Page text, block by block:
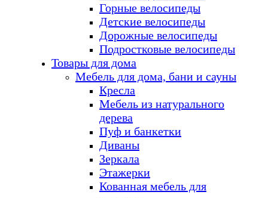
Горные велосипеды
Детские велосипеды
Дорожные велосипеды
Подростковые велосипеды
Товары для дома
Мебель для дома, бани и сауны
Кресла
Мебель из натурального
дерева
Пуф и банкетки
Диваны
Зеркала
Этажерки
Кованная мебель для